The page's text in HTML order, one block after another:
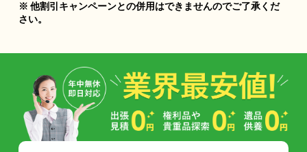
※ 他割引キャンペーンとの併用はできませんのでご了承くだ
さい。